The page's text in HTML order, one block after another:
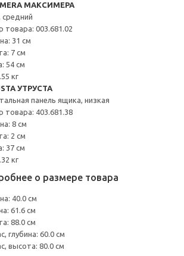
МАКСИМЕРА
товара: 003.681.02
31 см
7 см
54 см
кг
УТРУСТА
панель ящика, низкая
товара: 403.681.38
8 см
2 см
37 см
кг
о размере товара
40.0 см
61.6 см
88.0 см
глубина: 60.0 см
высота: 80.0 см